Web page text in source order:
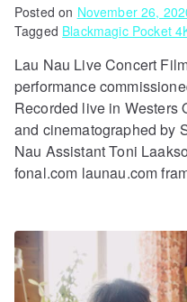
Posted on November 26,
Tagged Blackmagic Pocket
Lau Nau Live Concert
performance
Recorded live in Westers
and cinematographed by
Nau Assistant Toni
fonal.com launau.com